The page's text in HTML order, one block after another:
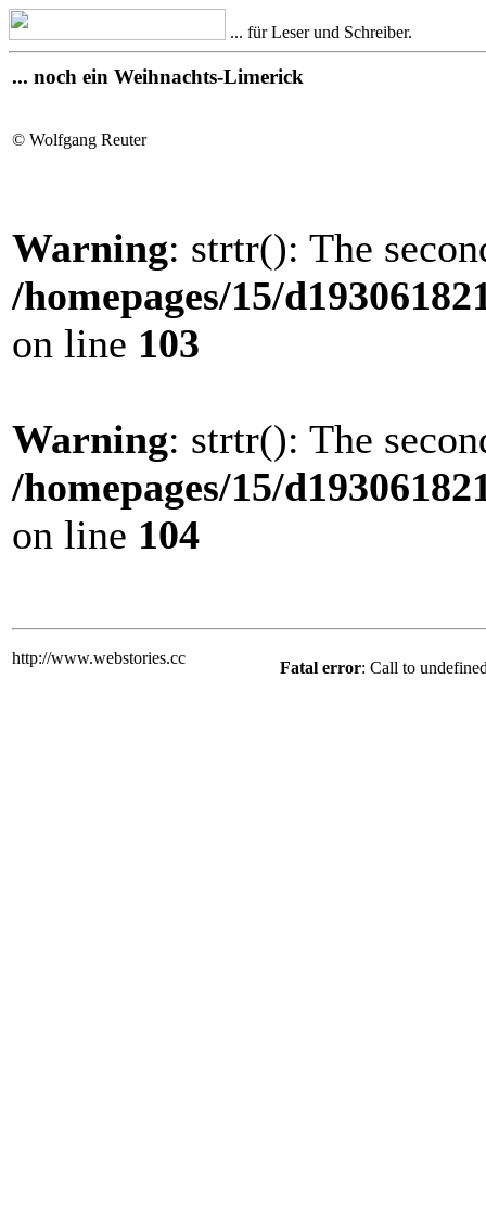
... für Leser und Schreiber.
... noch ein Weihnachts-Limerick
© Wolfgang Reuter
Warning: strtr(): The
/homepages/15/
on line 103
Warning: strtr(): The
/homepages/15/
on line 104
http://www.webstories.cc
Fatal error: Call to